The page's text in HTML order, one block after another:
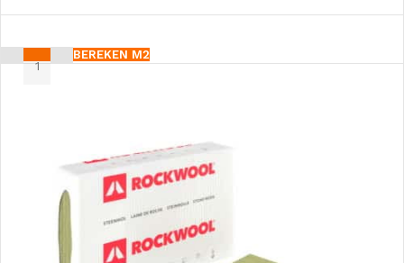
BEREKEN M2